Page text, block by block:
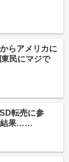
らアメリカに
民にマジで
転売に参
結果……